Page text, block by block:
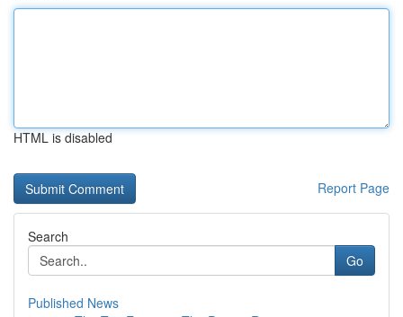
HTML is disabled
Report Page
Search
Go
Published News